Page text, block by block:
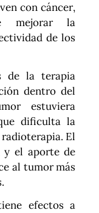
con cáncer,
mejorar la
de los
de la terapia
dentro del
estuviera
dificulta la
El
y el aporte de
al tumor más
efectos a